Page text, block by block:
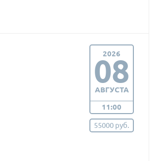
2026
08
АВГУСТА
11:00
55000 руб.